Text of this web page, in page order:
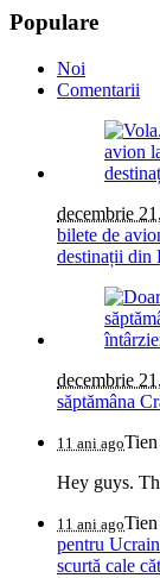
Populare
Noi
Comentarii
decembrie
bilete de
destinații din
decembrie
săptămâna
11 ani ago
Hey guys.
11 ani ago
pentru
scurtă cale